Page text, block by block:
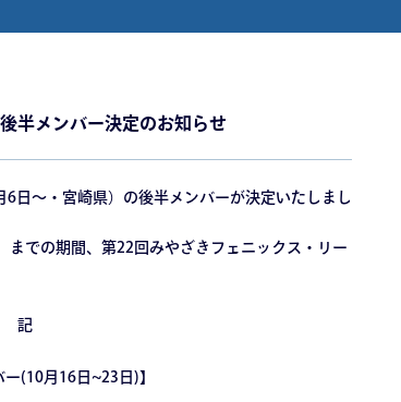
半メンバー決定のお知らせ
日～・宮崎県）の後半メンバーが決定いたしまし
での期間、第22回みやざきフェニックス・リー
記
(10月16日~23日)】